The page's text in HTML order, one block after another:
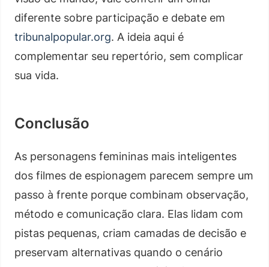
diferente sobre participação e debate em
tribunalpopular.org. A ideia aqui é
complementar seu repertório, sem complicar
sua vida.
Conclusão
As personagens femininas mais inteligentes
dos filmes de espionagem parecem sempre um
passo à frente porque combinam observação,
método e comunicação clara. Elas lidam com
pistas pequenas, criam camadas de decisão e
preservam alternativas quando o cenário